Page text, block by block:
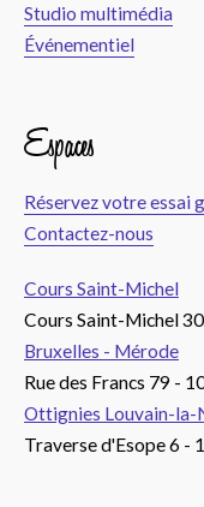
Studio multimédia
Événementiel
Espaces
Réservez votre essai
Contactez-nous
Cours Saint-Michel
Cours Saint-Michel
Bruxelles - Mérode
Rue des Francs 79 -
Ottignies Louvain-la-
Traverse d'Esope 6 -